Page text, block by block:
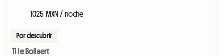
1025 MXN / noche
Por descubrir
T1 le Bollaert